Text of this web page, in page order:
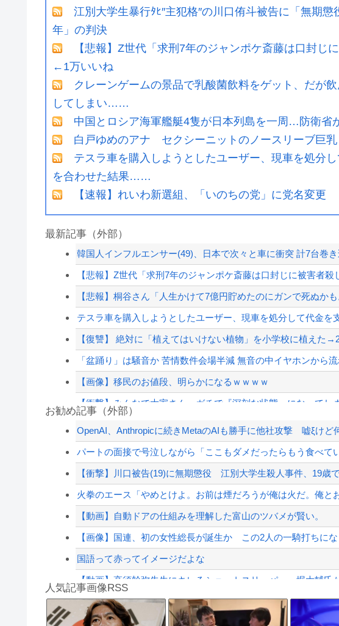
江別大学生暴行ﾀﾋ″主犯格″の川口侑斗被告に「無期
年」の判決
【悲報】Z世代「求刑7年のジャンポケ斎藤は口封じ
←1万いいね
クレーンゲームの景品で乳酸菌飲料をゲット、だが
してしまい……
中国とロシア海軍艦艇4隻が日本列島を一周…防衛省
白戸ゆめのアナ セクシーニットのノースリーブ巨乳
テスラ車を購入しようとしたユーザー、現車を処分
を合わせた結果……
【速報】れいわ新選組、「いのちの党」に党名変更
最新記事（外部）
韓国人インフルエンサー(49)、日本で次々と車に衝突 計7台巻
【悲報】Z世代「求刑7年のジャンポケ斎藤は口封じに被害者
【悲報】桐谷さん「人生かけて7億円貯めたのにガンで死ぬか
テスラ車を購入しようとしたユーザー、現車を処分して代金を
【復讐】 絶対に「植えてはいけない植物」を小学校に植えた
「盆踊り」は騒音か 苦情数件会場半減 無音の中イヤホンから
【画像】移民のお値段、明らかになるｗｗｗｗ
【衝撃】みんなで大家さん、ガチで『深刻な状態』になってし
「小泉やめろ！」→市民らが横浜駅前で大絶叫ｗｗｗｗｗｗｗｗ
理想と現実#2
「小泉やめろ！」→市民らが横浜駅前で大絶叫ｗｗｗｗｗｗｗ
【速報】外人の医療費未払いが多すぎたので病院が外人の治療
【配信者】「金バエ」のSNS更新が1週間途絶え、様々な憶測
【緊急速報】NYで警官が黒人男性の首を絞め、暴動第二波不可
お勧め記事（外部）
OpenAI、Anthropicに続きMetaのAIも勝手に他社攻撃 嘘ξけど
パートの面接で号泣しながら「ここもダメだったらもう食べて
【衝撃】川口被告(19)に無期懲役 江別大学生殺人事件、19歳
火拳のエース「やめとけよ。お前は煙だろうが俺は火だ。俺と
【動画】自動ドアの仕組みを理解した富山のツバメが賢い。
【画像】国連、初の女性総長が誕生か この2人の一騎打ちにな
国語って赤ってイメージだよな
【動画】高須幹弥先生にキレるショートスリーパー・堀大輔氏
花丸「善子ちゃんが寝てる……」
【第一位】車で要らない装備、「電動シート」に決まる・・・
人気記事画像RSS